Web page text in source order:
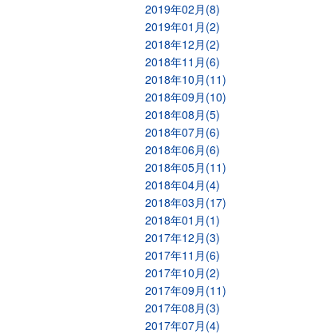
2019年02月(8)
2019年01月(2)
2018年12月(2)
2018年11月(6)
2018年10月(11)
2018年09月(10)
2018年08月(5)
2018年07月(6)
2018年06月(6)
2018年05月(11)
2018年04月(4)
2018年03月(17)
2018年01月(1)
2017年12月(3)
2017年11月(6)
2017年10月(2)
2017年09月(11)
2017年08月(3)
2017年07月(4)